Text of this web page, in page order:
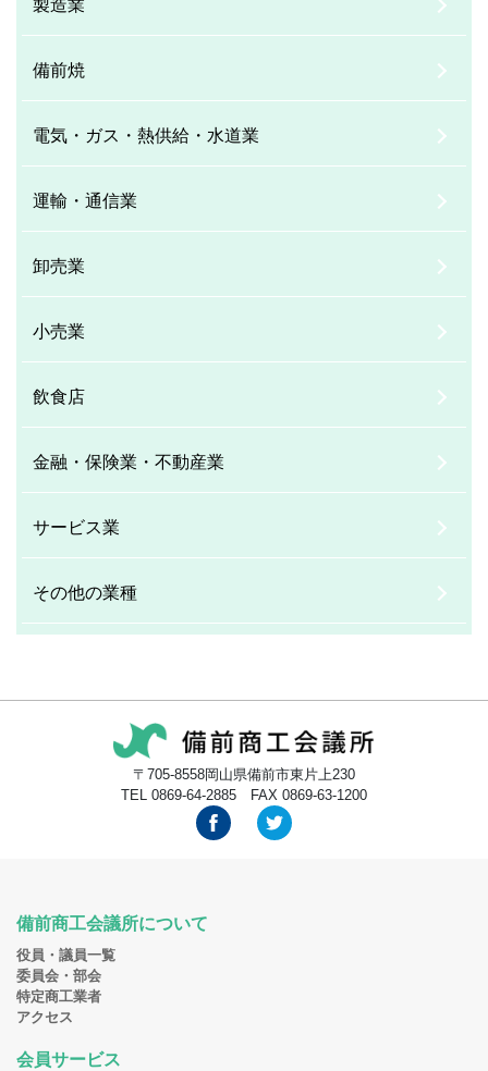
製造業
備前焼
電気・ガス・熱供給・水道業
運輸・通信業
卸売業
小売業
飲食店
金融・保険業・不動産業
サービス業
その他の業種
〒705-8558岡山県備前市東片上230
TEL 0869-64-2885 FAX 0869-63-1200
備前商工会議所について
役員・議員一覧
委員会・部会
特定商工業者
アクセス
会員サービス